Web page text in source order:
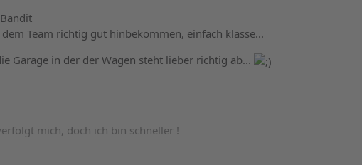
Team richtig gut hinbekommen, einfach klasse...
Garage in der der Wagen steht lieber richtig ab...
mich, doch ich bin schneller !